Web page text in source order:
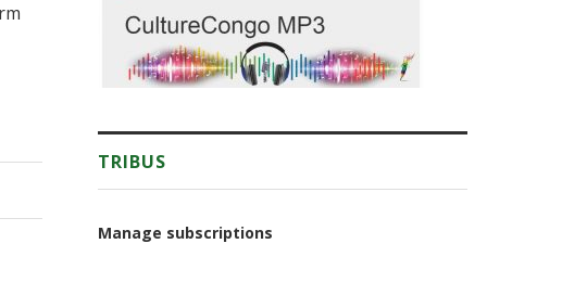
TRIBUS
Manage subscriptions